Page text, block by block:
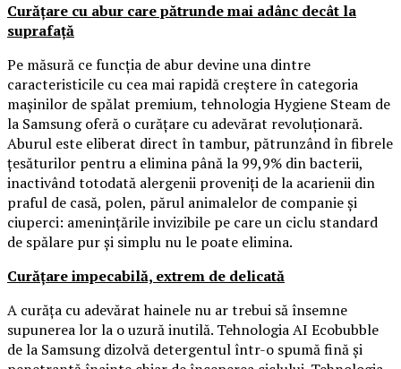
Curățare cu abur care pătrunde mai adânc decât la
suprafață
Pe măsură ce funcția de abur devine una dintre
caracteristicile cu cea mai rapidă creștere în categoria
mașinilor de spălat premium, tehnologia Hygiene Steam de
la Samsung oferă o curățare cu adevărat revoluționară.
Aburul este eliberat direct în tambur, pătrunzând în fibrele
țesăturilor pentru a elimina până la 99,9% din bacterii,
inactivând totodată alergenii proveniți de la acarienii din
praful de casă, polen, părul animalelor de companie și
ciuperci: amenințările invizibile pe care un ciclu standard
de spălare pur și simplu nu le poate elimina.
Curățare impecabilă, extrem de delicată
A curăța cu adevărat hainele nu ar trebui să însemne
supunerea lor la o uzură inutilă. Tehnologia AI Ecobubble
de la Samsung dizolvă detergentul într-o spumă fină și